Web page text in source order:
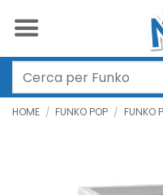
Cerca:
HOME / FUNKO POP / FUNKO